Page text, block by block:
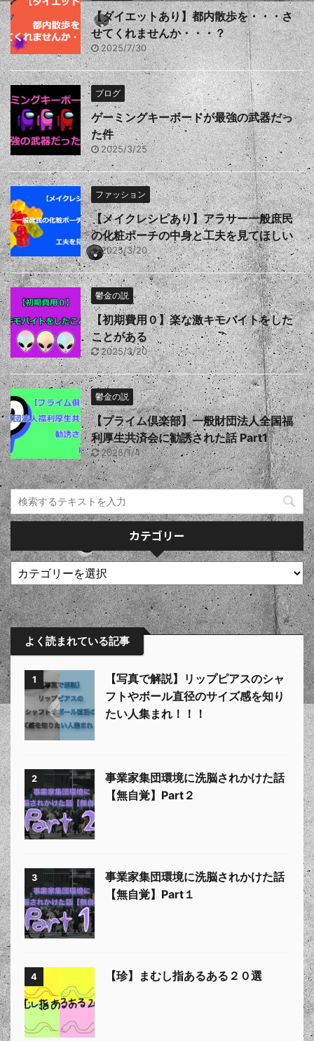
【ダイエットあり】都内散歩を・・・さ
せてくれませんか・・・？
2025/7/30
ブログ
ゲーミングキーボードが最強の武器だっ
た件
2025/3/25
ファッション
【メイクレシピあり】アラサー一般庶民
の化粧ポーチの中身と工夫を見てほしい
2025/3/20
鬱金の説
【初期費用０】楽な激キモバイトをした
ことがある
2025/3/20
鬱金の説
【プライム倶楽部】一般財団法人全国福
利厚生共済会に勧誘された話 Part1
2025/1/4
カテゴリー
よく読まれている記事
1
【写真で解説】リップピアスのシャ
フトやボール直径のサイズ感を知り
たい人集まれ！！！
2
事業家集団環境に洗脳されかけた話
【無自覚】Part２
3
事業家集団環境に洗脳されかけた話
【無自覚】Part１
4 【珍】まむし指あるある２０選